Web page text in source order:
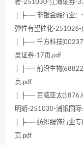
者-251030-江海证券-
│ ├── 非银金融行业
弹性有望催化-
│ ├── 千方科技
吴证券-17页.pdf
│ ├── 前沿生物
页.pdf
│ ├── 百威亚太
明朗-251030-浦银国
│ ├── 纺织服饰行业
页.pdf